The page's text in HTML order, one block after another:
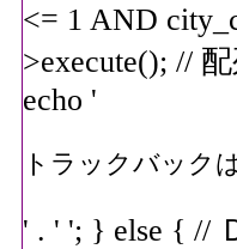
<= 1 AND
>execute(); //
echo '
トラックバック
' . ' '; } else { //